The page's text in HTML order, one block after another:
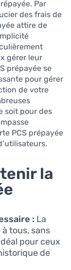
Par
des frais de
attire de
gérer leur
prépayée se
pour gérer
de votre
soit pour des
PCS prépayée
la
: La
tous, sans
pour ceux
de